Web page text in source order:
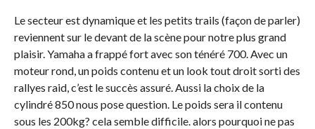
Le secteur est dynamique et les petits trails (façon de parler)
reviennent sur le devant de la scène pour notre plus grand
plaisir. Yamaha a frappé fort avec son ténéré 700. Avec un
moteur rond, un poids contenu et un look tout droit sorti des
rallyes raid, c’est le succès assuré. Aussi la choix de la
cylindré 850 nous pose question. Le poids sera il contenu
sous les 200kg? cela semble difficile. alors pourquoi ne pas